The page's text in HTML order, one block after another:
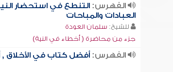
الفهرس:التنطع في استحضار
العبادات والمباحات
للشيخ: سلمان العودة
جزء من محاضرة ( أخطاء في النية)
الفهرس:أفضل كتاب في الأخلاق ,